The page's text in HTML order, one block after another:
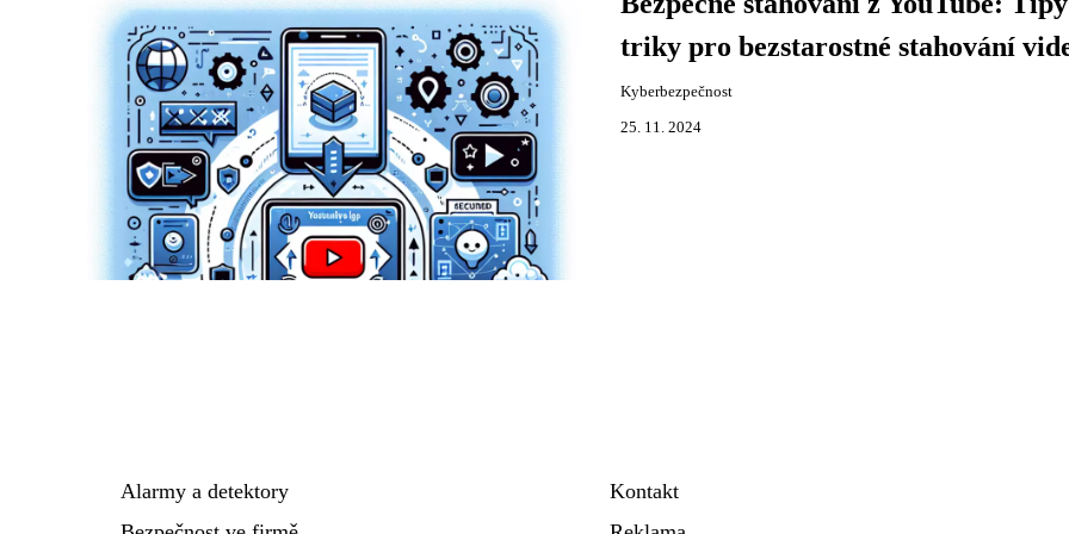
triky pro bezstarostné stahování
Kyberbezpečnost
25. 11. 2024
Alarmy a detektory
Kontakt